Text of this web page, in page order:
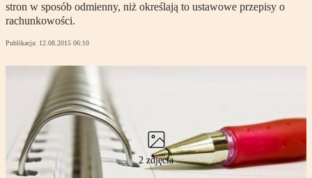
stron w sposób odmienny, niż określają to ustawowe przepisy o
rachunkowości.
Publikacja: 12.08.2015 06:10
2 zdjęcia